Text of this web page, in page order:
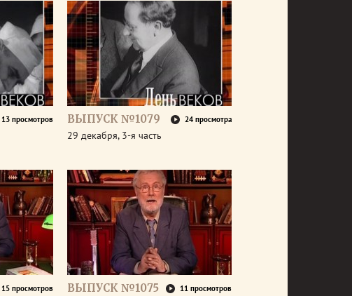
13 просмотров ВЫПУСК №1079 24 просмотра
29 декабря, 3-я часть
15 просмотров ВЫПУСК №1075 11 просмотров